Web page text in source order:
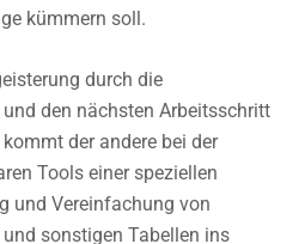
kümmern soll.
durch die
den nächsten Arbeitsschritt
der andere bei der
Tools einer speziellen
und Vereinfachung von
sonstigen Tabellen ins